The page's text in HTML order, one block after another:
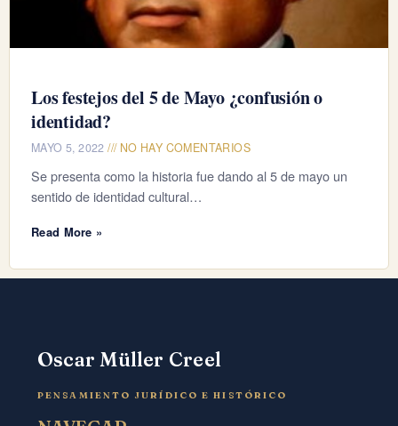
Los festejos del 5 de Mayo ¿confusión o
identidad?
MAYO 5, 2022 NO HAY COMENTARIOS
Se presenta como la historia fue dando al 5 de mayo un
sentido de identidad cultural…
Read More »
Oscar Müller Creel
PENSAMIENTO JURÍDICO E HISTÓRICO